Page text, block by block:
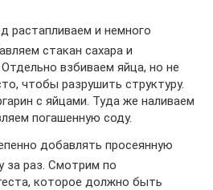
растапливаем и немного
стакан сахара и
взбиваем яйца, но не
чтобы разрушить структуру.
с яйцами. Туда же наливаем
погашенную соду.
добавлять просеянную
за раз. Смотрим по
которое должно быть